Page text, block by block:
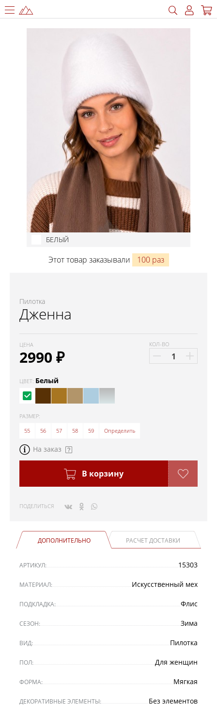
БЕЛЫЙ
Этот товар заказывали 100 раз
Пилотка
Дженна
ЦЕНА
2990 ₽
КОЛ-ВО
ЦВЕТ: Белый
РАЗМЕР:
55
56 57 58 59 Определить
На заказ
В корзину
ПОДЕЛИТЬСЯ
ДОПОЛНИТЕЛЬНО РАСЧЕТ ДОСТАВКИ
АРТИКУЛ: 15303
МАТЕРИАЛ: Искусственный мех
ПОДКЛАДКА: Флис
СЕЗОН: Зима
ВИД: Пилотка
ПОЛ: Для женщин
ФОРМА: Мягкая
ДЕКОРАТИВНЫЕ ЭЛЕМЕНТЫ: Без элементов